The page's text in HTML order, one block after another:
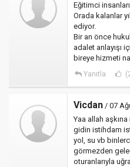
Eğitimci
Orada kalanlar
ediyor.
Bir an önce
adalet anlayışı
bireye hizmeti
Yanıtla
Vicdan / 07
Yaa allah
gidin istihdam
yol, su vb
görmezden
oturanlarıyla